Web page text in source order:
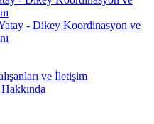
- Dikey Koordinasyon ve
ve İletişim